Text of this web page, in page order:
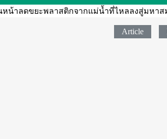
าลดขยะพลาสติกจากแม่น้ำที่ไหลลงสู่มหาส
Article